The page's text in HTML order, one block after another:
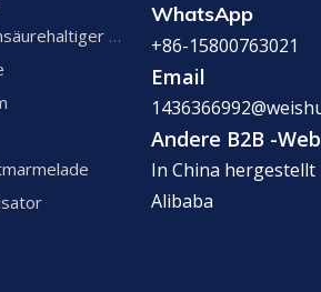
Produktionslinie kohlensäurehaltiger Getränke
WhatsApp
+86-15800763021
Email
Andere B2B -
In China hergestellt
Alibaba